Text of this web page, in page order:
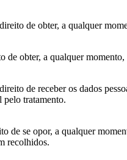
de obter, a qualquer
de obter, a qualquer momento,
de receber os dados
pelo tratamento.
de se opor, a qualquer
recolhidos.